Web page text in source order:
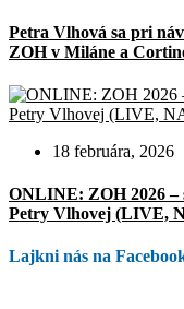
Petra Vlhová sa pri
ZOH v Miláne a
18 februára, 2026
ONLINE: ZOH 2026 –
Petry Vlhovej (LIVE,
Lajkni nás na